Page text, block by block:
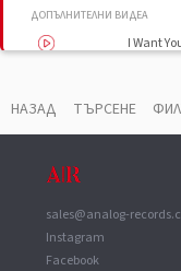
ДОПЪЛНИТЕЛНИ ВИДЕА
I Want
ВАУЧЕР
Phonographic Copyright (p)
НАЗАД ТЪРСЕНЕ
sales@analog-
Instagram
Facebook